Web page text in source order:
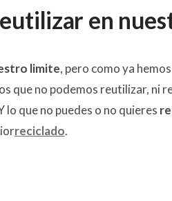
en
limite, pero como ya
que no podemos reutilizar, ni
lo que no puedes o no quieres
reciclado.